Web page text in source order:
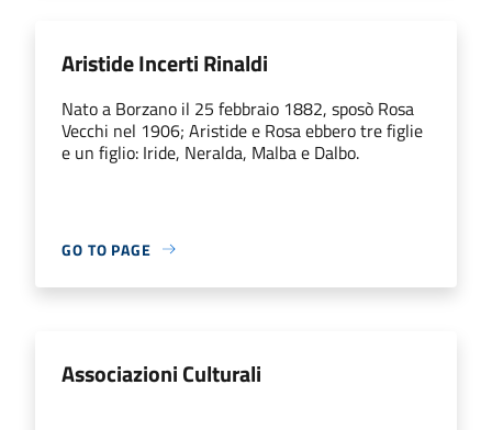
Aristide Incerti Rinaldi
Nato a Borzano il 25 febbraio 1882, sposò Rosa
Vecchi nel 1906; Aristide e Rosa ebbero tre figlie
e un figlio: Iride, Neralda, Malba e Dalbo.
GO TO PAGE
Associazioni Culturali